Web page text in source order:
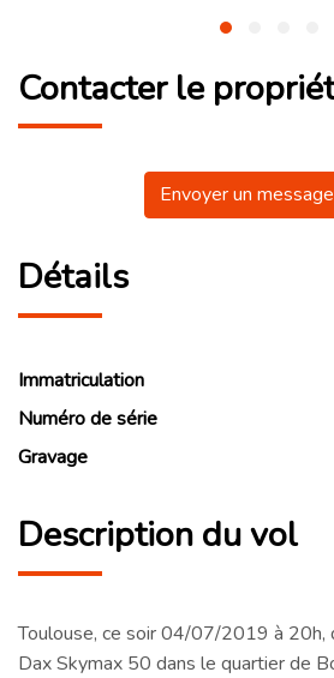
Contacter le
Envoyer un
Détails
Immatriculation
Numéro de série
Gravage
Description du vol
Toulouse, ce soir 04/07/2019 à 20h,
Dax Skymax 50 dans le quartier de